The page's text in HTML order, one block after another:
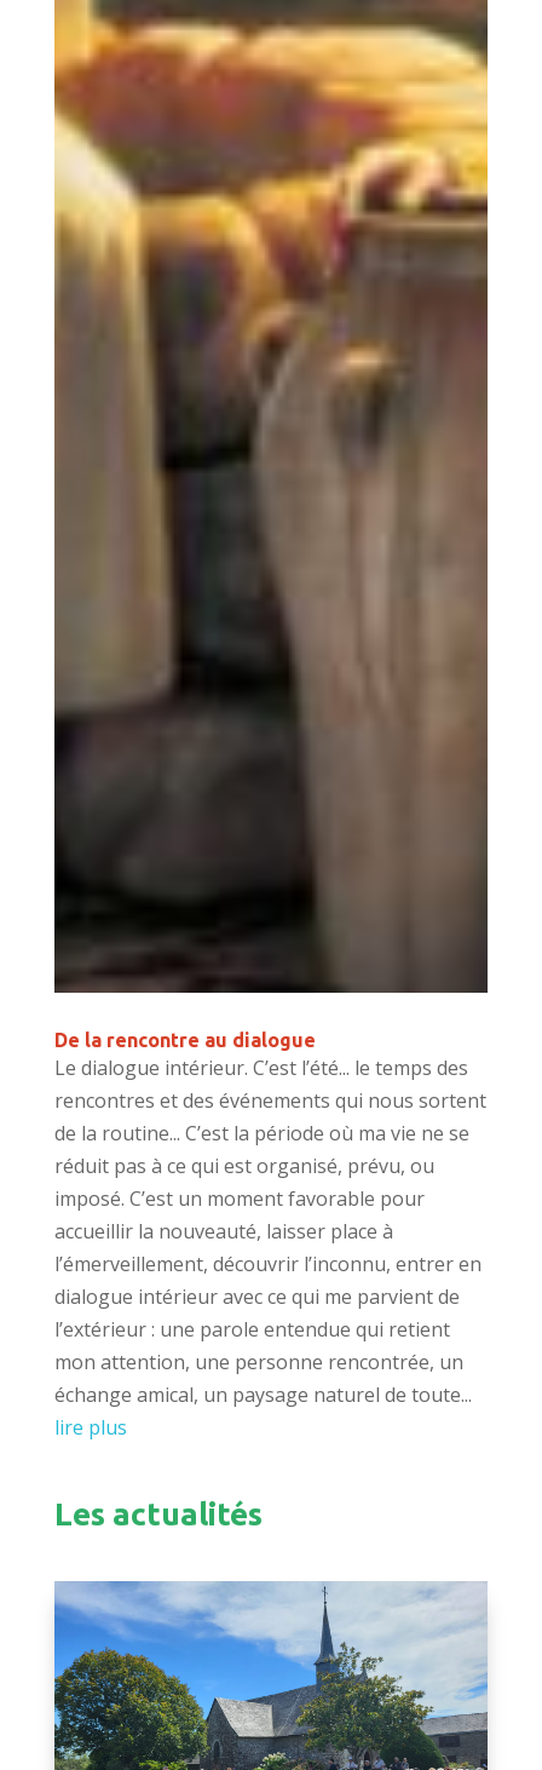
De la rencontre au dialogue
Le dialogue intérieur. C’est l’été... le temps des
rencontres et des événements qui nous sortent
de la routine... C’est la période où ma vie ne se
réduit pas à ce qui est organisé, prévu, ou
imposé. C’est un moment favorable pour
accueillir la nouveauté, laisser place à
l’émerveillement, découvrir l’inconnu, entrer en
dialogue intérieur avec ce qui me parvient de
l’extérieur : une parole entendue qui retient
mon attention, une personne rencontrée, un
échange amical, un paysage naturel de toute...
lire plus
Les actualités